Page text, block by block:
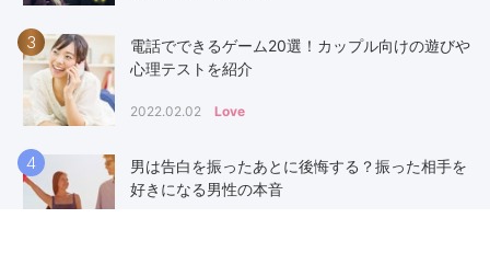
3
電話でできるゲーム20選！カップル向けの遊びや
心理テストを紹介
2022.02.02 Love
4
男は告白を振ったあとに後悔する？振った相手を
好きになる男性の本音